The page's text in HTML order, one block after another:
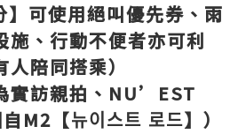
可使用絕叫優先券、雨
施、行動不便者亦可利
陪同搭乘）
實訪親拍、NU’EST
M2【뉴이스트 로드】）